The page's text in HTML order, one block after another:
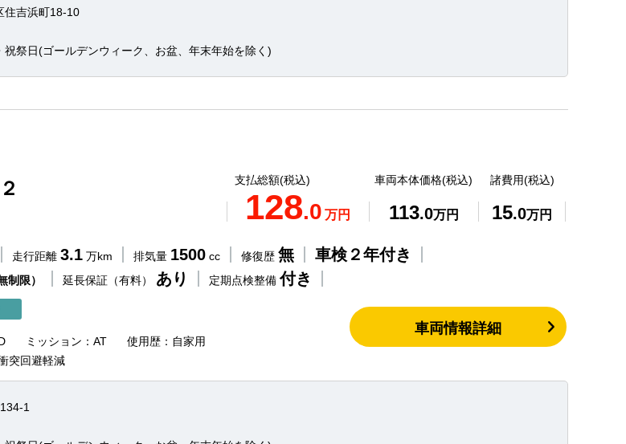
住吉浜町18-10
祝祭日(ゴールデンウィーク、お盆、年末年始を除く)
支払総額(税込)
128.0 万円
車両本体価格(税込)
113.0万円
諸費用(税込)
15.0万円
走行距離 3.1 万km 排気量 1500 cc 修復歴 無 車検２年付き
制限） 延長保証（有料） あり 定期点検整備付き
ミッション：AT
使用歴：自家用
突回避軽減
車両情報詳細
1